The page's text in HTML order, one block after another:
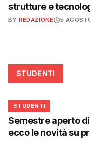
strutture e
BY REDAZIONE 5
STUDENTI
🎓
STUDENTI
Semestre aperto
ecco le novità su